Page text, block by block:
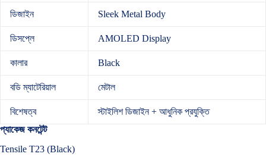
ডিজাইন Sleek Metal Body
ডিসপ্লে AMOLED Display
কালার Black
বডি ম্যাটেরিয়াল মেটাল
বিশেষত্ব
স্টাইলিশ ডিজাইন + আধুনিক প্রযুক্তি
প্যাকেজ কনটেন্ট
Tensile T23 (Black)